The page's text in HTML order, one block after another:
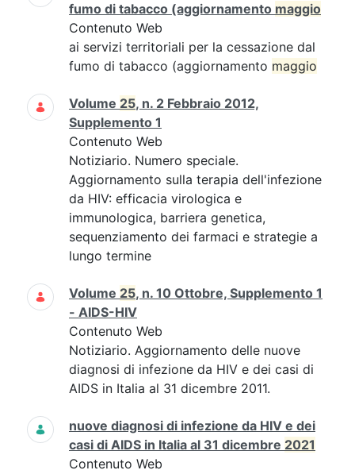
fumo di tabacco (aggiornamento maggio
Contenuto Web
ai servizi territoriali per la cessazione dal
fumo di tabacco (aggiornamento maggio
Volume 25, n. 2 Febbraio 2012,
Supplemento 1
Contenuto Web
Notiziario. Numero speciale.
Aggiornamento sulla terapia dell'infezione
da HIV: efficacia virologica e
immunologica, barriera genetica,
sequenziamento dei farmaci e strategie a
lungo termine
Volume 25, n. 10 Ottobre, Supplemento 1
- AIDS-HIV
Contenuto Web
Notiziario. Aggiornamento delle nuove
diagnosi di infezione da HIV e dei casi di
AIDS in Italia al 31 dicembre 2011.
nuove diagnosi di infezione da HIV e dei
casi di AIDS in Italia al 31 dicembre 2021
Contenuto Web